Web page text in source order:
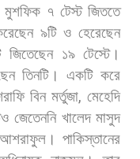
মুশফিক ৭ টেস্ট জিততে
৯টি ও হেরেছেন
জিতেছেন ১৯ টেস্টে।
তিনটি। একটি করে
বিন মর্তুজা, মেহেদি
জেতেননি খালেদ মাসুদ
আশরাফুল। পাকিস্তানের